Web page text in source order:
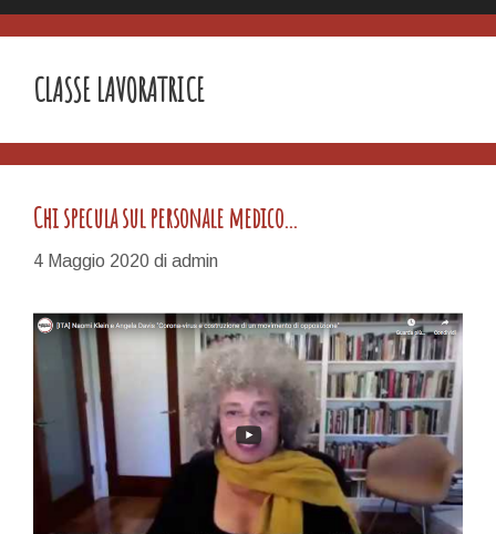
CLASSE LAVORATRICE
Chi specula sul personale medico…
4 Maggio 2020 di admin